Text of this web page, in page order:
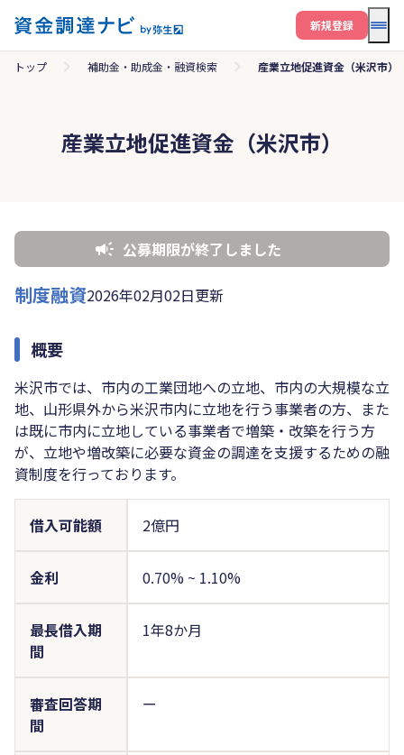
メ
新規登録
トップ 補助金・助成金・融資検索 産業立地促進資金（米沢市）
産業立地促進資金（米沢市）
公募期限が終了しました
制度融資2026年02月02日更新
概要
米沢市では、市内の工業団地への立地、市内の大規模な立
地、山形県外から米沢市内に立地を行う事業者の方、また
は既に市内に立地している事業者で増築・改築を行う方
が、立地や増改築に必要な資金の調達を支援するための融
資制度を行っております。
借入可能額 2億円
金利 0.70% ~ 1.10%
最長借入期
間
1年8か月
審査回答期
間
ー